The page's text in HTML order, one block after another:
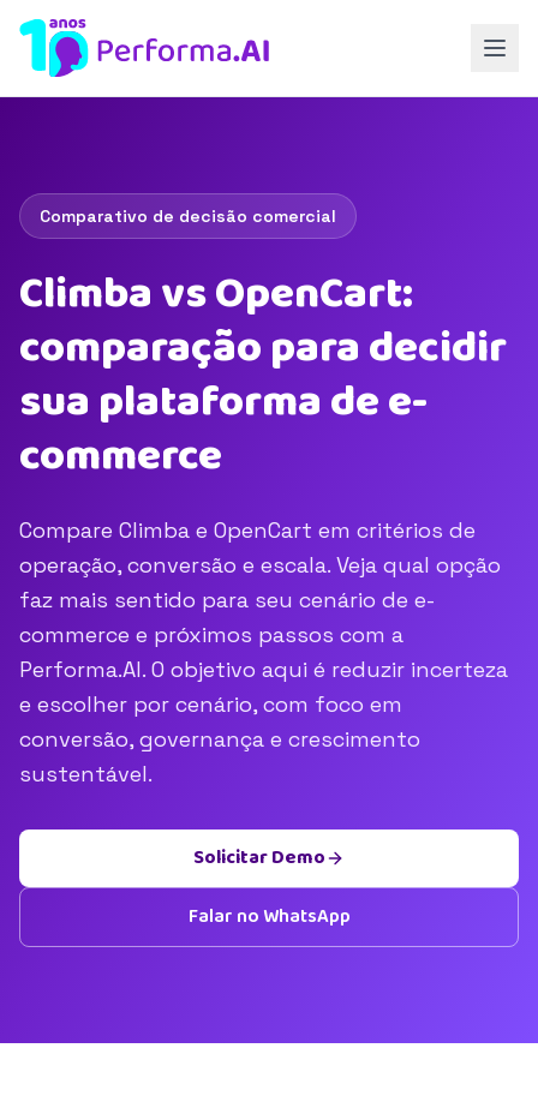
Comparativo de decisão comercial
Climba vs OpenCart:
comparação para decidir
sua plataforma de e-
commerce
Compare Climba e OpenCart em critérios de
operação, conversão e escala. Veja qual opção
faz mais sentido para seu cenário de e-
commerce e próximos passos com a
Performa.AI. O objetivo aqui é reduzir incerteza
e escolher por cenário, com foco em
conversão, governança e crescimento
sustentável.
Solicitar Demo
Falar no WhatsApp